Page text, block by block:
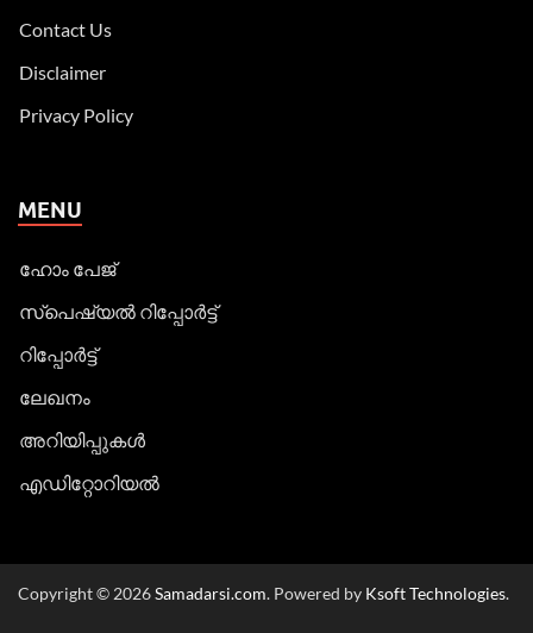
Contact Us
Disclaimer
Privacy Policy
MENU
ഹോം പേജ്
സ്പെഷ്യൽ റിപ്പോര്‍ട്ട്
റിപ്പോര്‍ട്ട്
ലേഖനം
അറിയിപ്പുകള്‍
എഡിറ്റോറിയല്‍
Copyright © 2026Samadarsi.com. Powered by Ksoft Technologies.